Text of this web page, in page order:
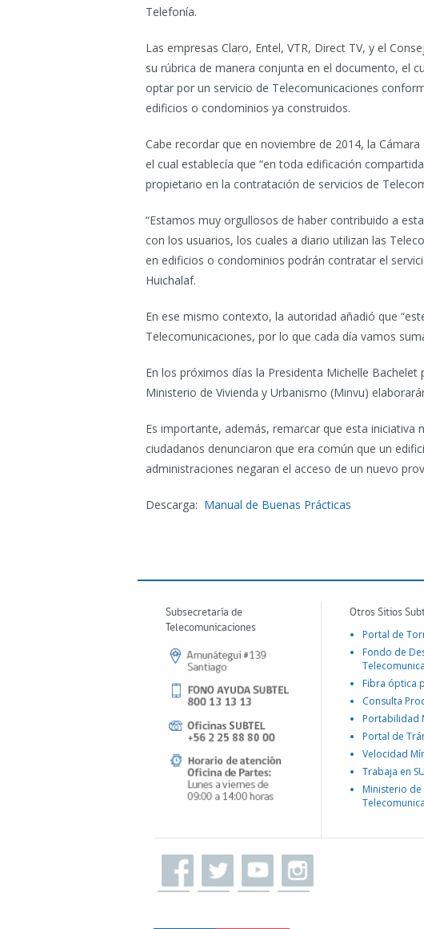
Telefonía.
Las empresas Claro, Entel, VTR, Direct TV, y el
su rúbrica de manera conjunta en el documento, el
optar por un servicio de Telecomunicaciones
edificios o condominios ya construidos.
Cabe recordar que en noviembre de 2014, la
el cual establecía que “en toda edificación
propietario en la contratación de servicios de
“Estamos muy orgullosos de haber contribuido a
con los usuarios, los cuales a diario utilizan las
en edificios o condominios podrán contratar el
Huichalaf.
En ese mismo contexto, la autoridad añadió que
Telecomunicaciones, por lo que cada día vamos
En los próximos días la Presidenta Michelle
Ministerio de Vivienda y Urbanismo (Minvu)
Es importante, además, remarcar que esta iniciativa
ciudadanos denunciaron que era común que un
administraciones negaran el acceso de un nuevo
Descarga: Manual de Buenas Prácticas
Subsecretaría de
Telecomunicaciones
Otros Sitios
Portal de
Fondo de
Fibra óptica
Consulta
Portabilidad
Portal de
Velocidad
Trabaja en
Ministerio